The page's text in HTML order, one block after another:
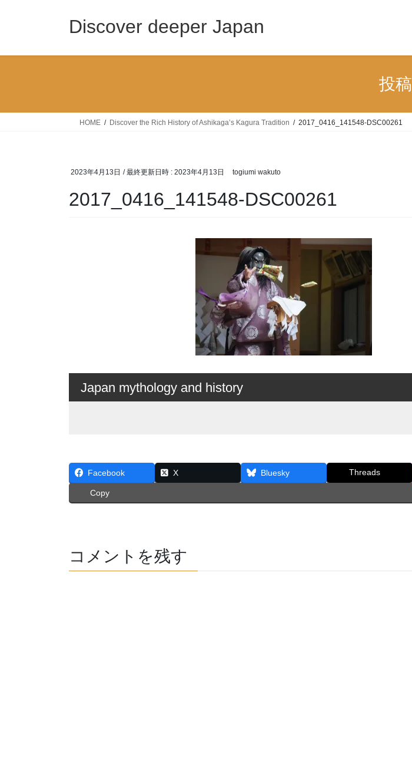
Discover deeper Japan
投稿
HOME Discover the Rich History of Ashikaga’s Kagura Tradition 2017_0416_141548-DSC00261
2023年4月13日 / 最終更新日時 : 2023年4月13日 togiumi wakuto
2017_0416_141548-DSC00261
Japan mythology and history
Facebook X Bluesky Threads
Copy
コメントを残す